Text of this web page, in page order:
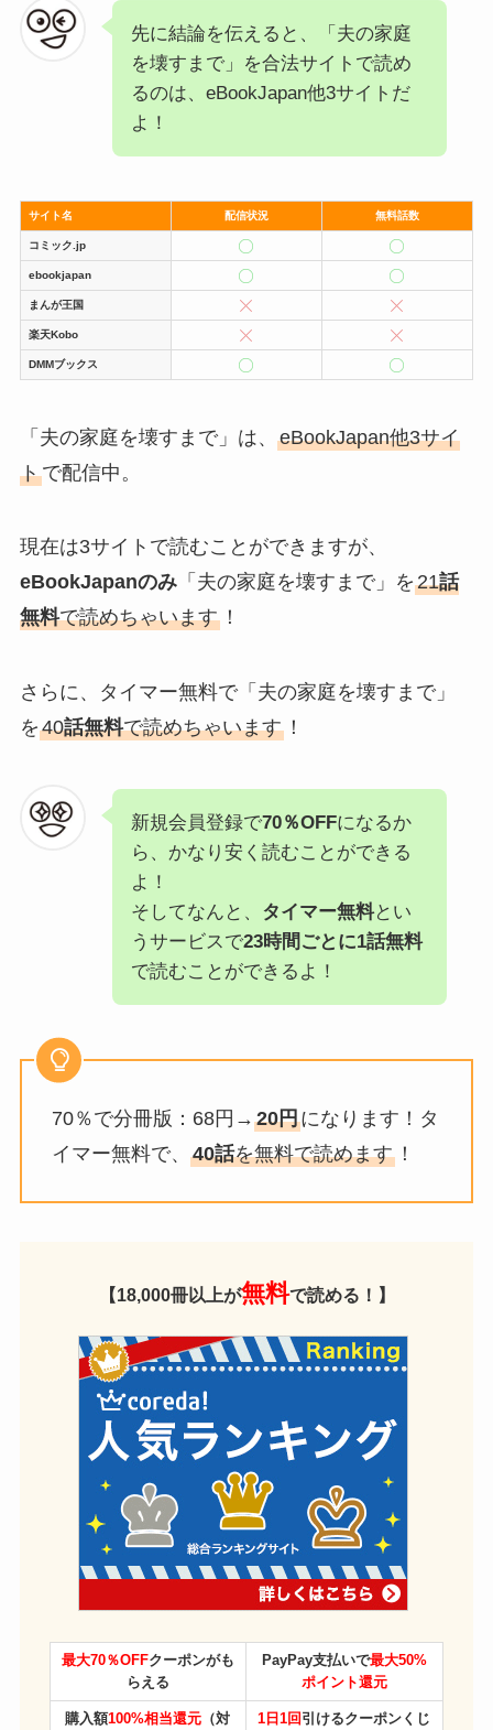
先に結論を伝えると、「夫の家庭
を壊すまで」を合法サイトで読め
るのは、eBookJapan他3サイトだ
よ！
サイト名 配信状況 無料話数
コミック.jp
ebookjapan
まんが王国
楽天Kobo
DMMブックス
「夫の家庭を壊すまで」は、 eBookJapan他3サイ
トで配信中。
現在は3サイトで読むことができますが、
eBookJapanのみ「夫の家庭を壊すまで」を21話
無料で読めちゃいます！
さらに、タイマー無料で「夫の家庭を壊すまで」
を40話無料で読めちゃいます！
新規会員登録で70％OFFになるか
ら、かなり安く読むことができる
よ！
そしてなんと、 タイマー無料とい
うサービスで23時間ごとに1話無料
で読むことができるよ！
70％で分冊版：68円→ 20円になります！タ
イマー無料で、 40話を無料で読めます！
【18,000冊以上が無料で読める！】
最大70％OFFクーポンがも
らえる
PayPay支払いで最大50%
ポイント還元
購入額100%相当還元 （対 1日1回 引けるクーポンくじ